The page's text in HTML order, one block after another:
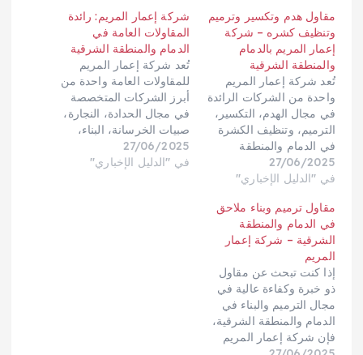
مقاول هدم وتكسير وترميم
وتنظيف كشره – شركة
إعمار المريم بالدمام
والمنطقة الشرقية
تُعد شركة إعمار المريم
واحدة من الشركات الرائدة
في مجال الهدم، التكسير،
الترميم، وتنظيف الكشرة
في الدمام والمنطقة
الشرقية. بفضل خبرتها
الواسعة وفريقها المحترف،
شاملة تلبي احتياجات
العملاء من الأفراد
والشركات على حد سواء،
مع التزامها بأعلى معايير
الجودة والسلامة. والأفضل
من ذلك، تقدم إعمار
المريم خصومات…
27/06/2025
في "الدليل الإخباري"
شركة إعمار المريم: رائدة
المقاولات العامة في
الدمام والمنطقة الشرقية
تُعد شركة إعمار المريم
للمقاولات العامة واحدة من
أبرز الشركات المتخصصة
في مجال الحدادة، النجارة،
صبيات الخرسانة، البناء،
الصيانة، والترميم في
الدمام والمنطقة الشرقية.
27/06/2025
في "الدليل الإخباري"
مقاول ترميم وبناء ملاحق
في الدمام والمنطقة
الشرقية – شركة إعمار
المريم
إذا كنت تبحث عن مقاول
ذو خبرة وكفاءة عالية في
مجال الترميم والبناء في
الدمام والمنطقة الشرقية،
فإن شركة إعمار المريم